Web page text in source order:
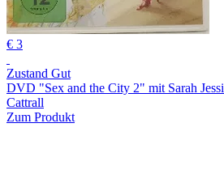
€ 3
Zustand Gut
DVD "Sex and the City 2" mit Sarah
Cattrall
Zum Produkt